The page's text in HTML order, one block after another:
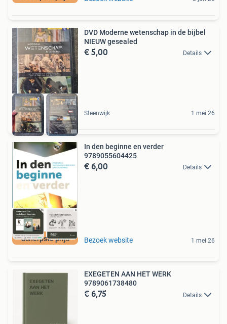
DVD Moderne wetenschap in de bijbel
NIEUW gesealed
€ 5,00 Details
Steenwijk 1 mei 26
Scherpste prijs
In den beginne en verder
9789055604425
€ 6,00 Details
Bezoek website 1 mei 26
EXEGETEN AAN HET WERK
9789061738480
€ 6,75 Details